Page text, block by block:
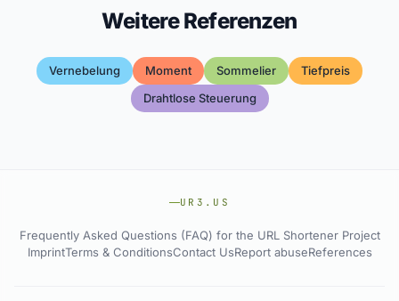
Weitere Referenzen
Vernebelung Moment Sommelier
Tiefpreis
Drahtlose Steuerung
UR3.US
Frequently Asked Questions (FAQ) for the URL Shortener Project
ImprintTerms & ConditionsContact UsReport abuseReferences